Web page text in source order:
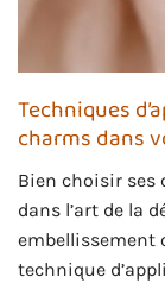
Techniques
charms dans
Bien choisir ses
dans l’art de la
embellissement
technique